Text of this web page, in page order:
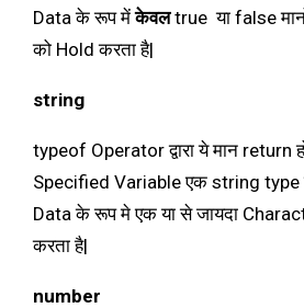
Data के रूप मेंकेवलtrue या false
को Hold करता है|
string
typeof Operator द्वारा ये मान return
Specified Variable एक string type
Data के रूप मे एक या से जायदा
करता है|
number